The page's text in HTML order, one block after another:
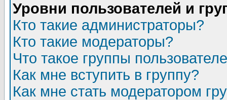
Уровни пользователей и
Кто такие администраторы?
Кто такие модераторы?
Что такое группы
Как мне вступить в группу?
Как мне стать модератором